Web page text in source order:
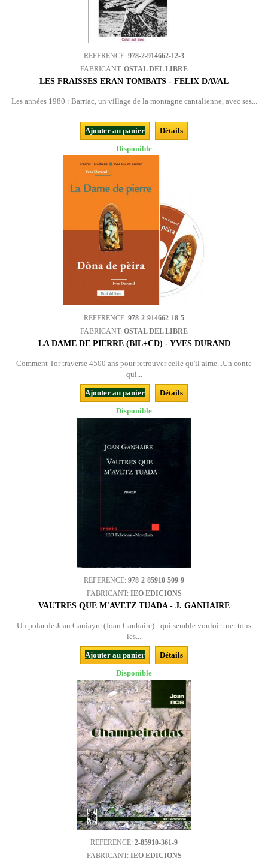
REFERENCE: 978-2-914662-12-3
FABRICANT: OSTAL DEL LIBRE
LES FRAISSES ÈRAN TOMBATS - FÉLIX DAVAL
Les années 1980 : Barriac, un village de la montagne cantalienne, avec ses...
Ajouter au panier
Détails
Disponible
REFERENCE: 978-2-914662-18-5
FABRICANT: OSTAL DEL LIBRE
LA DAME DE PIERRE (BIL+CD) - YVES DURAND
Comment Tor traverse 4500 ans pour retrouver celle qu'il aime...Un conte
qui...
Ajouter au panier
Détails
Disponible
REFERENCE: 978-2-85910-509-9
FABRICANT: IEO EDICIONS
VAUTRES QUE M'AVETZ TUADA - J. GANHAIRE
Un polar de Jean Ganiayre (Joan Ganhaire) : qui semble vouloir tuer tous
les...
Ajouter au panier
Détails
Disponible
REFERENCE: 2-85910-361-9
FABRICANT: IEO EDICIONS